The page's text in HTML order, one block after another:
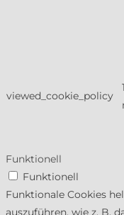
viewed_cookie_policy
Funktionell
Funktionell
Funktionale Cookies
auszuführen, wie z. B.